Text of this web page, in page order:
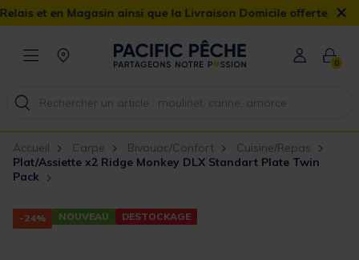
et en Magasin ainsi que la Livraison Domicile offerte dès 90€
×
0
Accueil Carpe Bivouac/Confort
Cuisine/Repas
Plat/Assiette x2 Ridge Monkey DLX Standart Plate Twin
Pack
-24% NOUVEAU DESTOCKAGE